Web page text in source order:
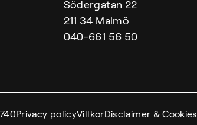
Södergatan 22
211 34 Malmö
040-661 56 50
Privacy policyVillkorDisclaimer & Cookies